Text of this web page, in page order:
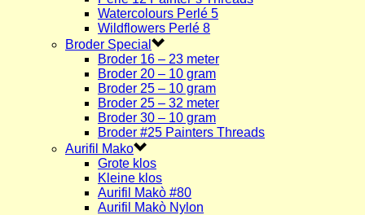
Watercolours Perlé 5
Wildflowers Perlé 8
Broder Special
Broder 16 – 23 meter
Broder 20 – 10 gram
Broder 25 – 10 gram
Broder 25 – 32 meter
Broder 30 – 10 gram
Broder #25 Painters Threads
Aurifil Mako
Grote klos
Kleine klos
Aurifil Makò #80
Aurifil Makò Nylon